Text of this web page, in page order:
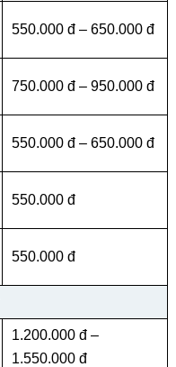
550.000 đ – 650.000 đ
750.000 đ – 950.000 đ
550.000 đ – 650.000 đ
550.000 đ
550.000 đ
1.200.000 đ –
1.550.000 đ